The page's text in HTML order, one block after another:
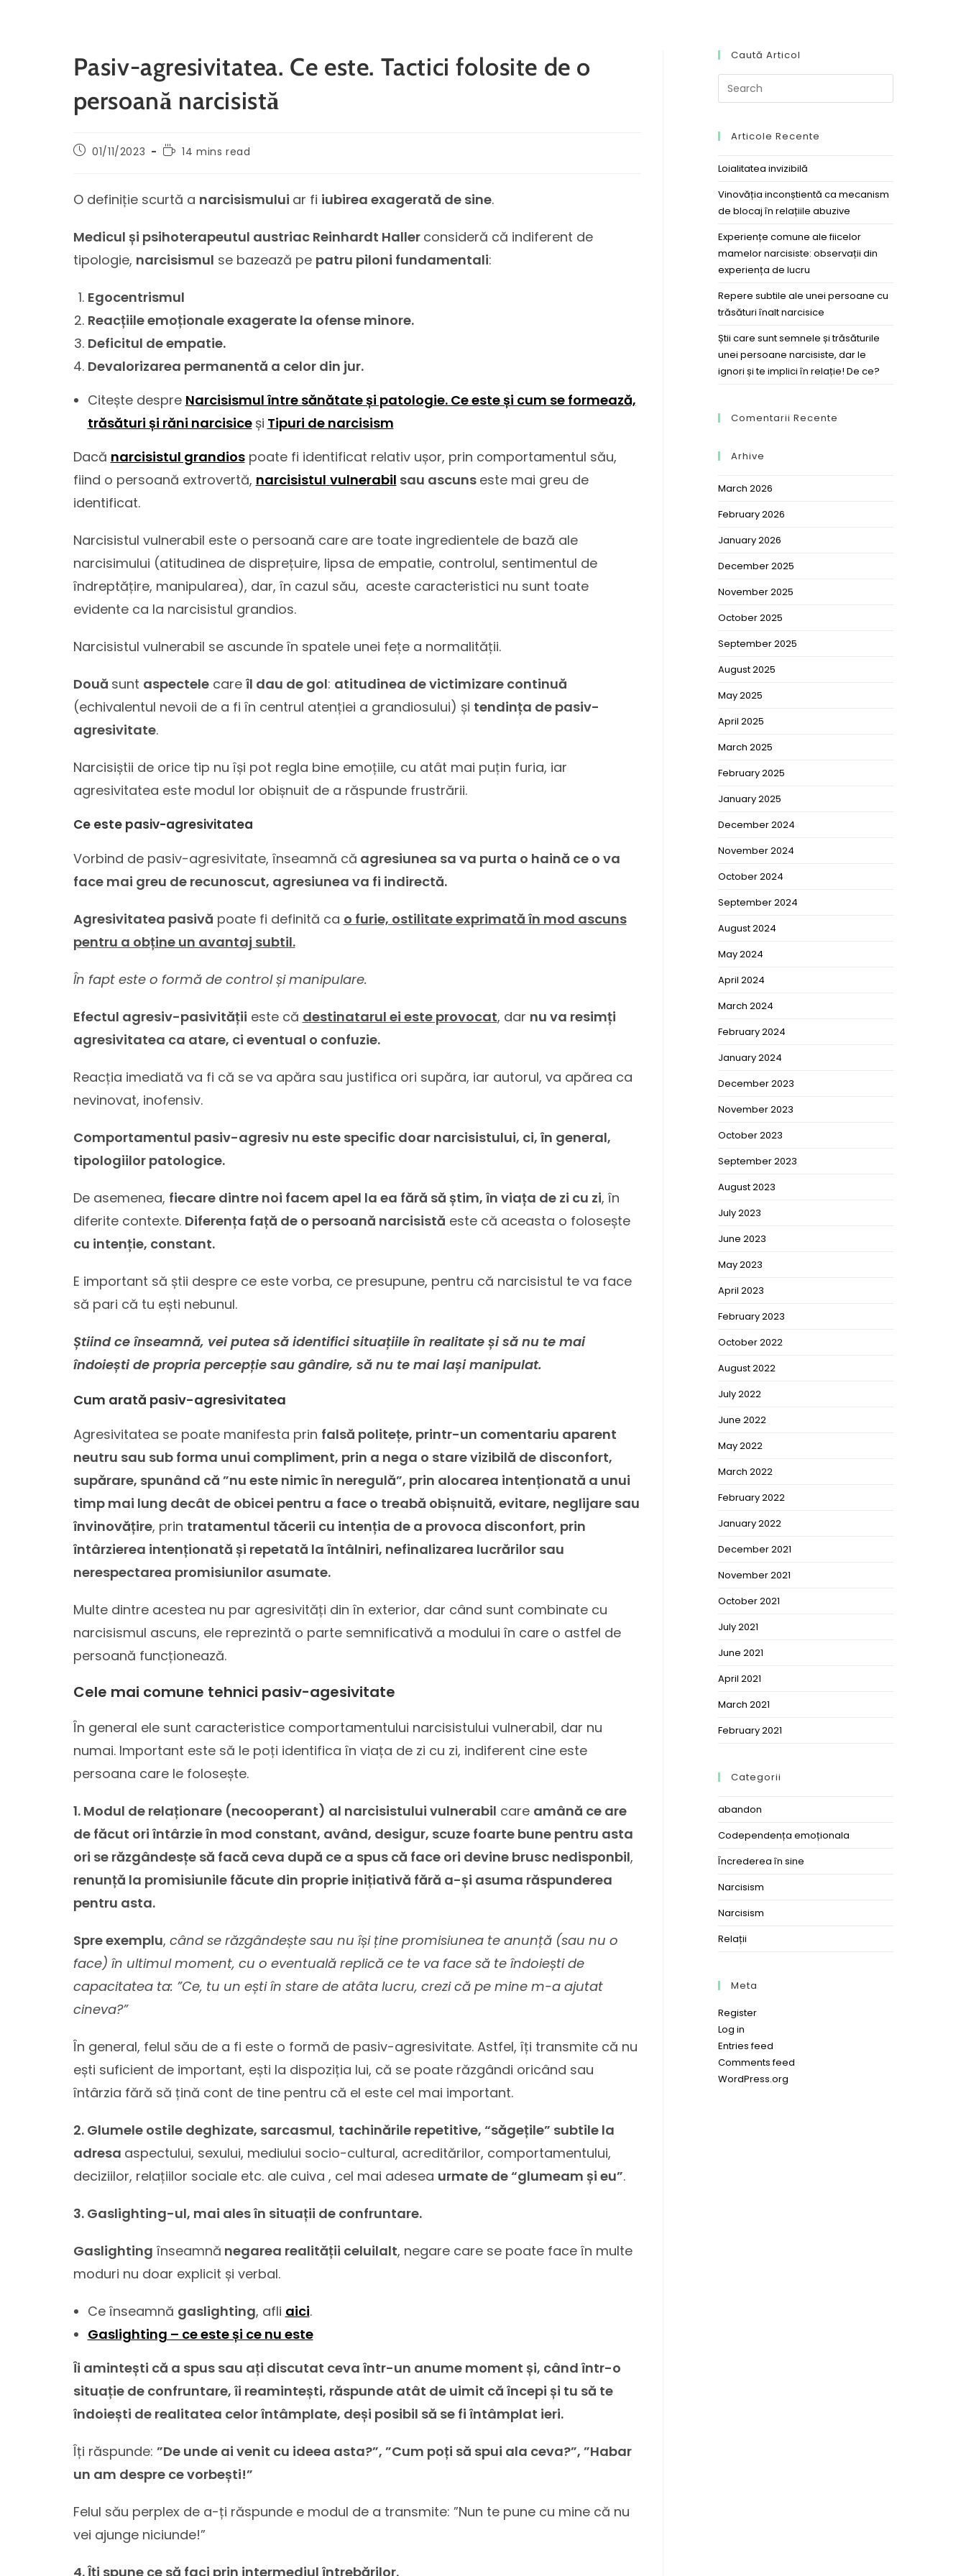
Pasiv-agresivitatea. Ce este. Tactici folosite de o
persoană narcisistă
01/11/2023 14 mins read
O definiție scurtă a narcisismului ar fi iubirea exagerată de sine.
Medicul și psihoterapeutul austriac Reinhardt Haller consideră că indiferent de
tipologie, narcisismul se bazează pe patru piloni fundamentali:
Egocentrismul
Reacțiile emoționale exagerate la ofense minore.
Deficitul de empatie.
Devalorizarea permanentă a celor din jur.
Citește despre Narcisismul între sănătate și patologie. Ce este și cum se formează,
trăsături și răni narcisice și Tipuri de narcisism
Dacă narcisistul grandiospoate fi identificat relativ ușor, prin comportamentul său,
fiind o persoană extrovertă, narcisistul vulnerabil sau ascuns este mai greu de
identificat.
Narcisistul vulnerabil este o persoană care are toate ingredientele de bază ale
narcisimului (atitudinea de disprețuire, lipsa de empatie, controlul, sentimentul de
îndreptățire, manipularea), dar, în cazul său, aceste caracteristici nu sunt toate
evidente ca la narcisistul grandios.
Narcisistul vulnerabil se ascunde în spatele unei fețe a normalității.
Două sunt aspectelecare îl dau de gol: atitudinea de victimizare continuă
(echivalentul nevoii de a fi în centrul atenției a grandiosului) și tendința de pasiv-
agresivitate.
Narcisiștii de orice tip nu își pot regla bine emoțiile, cu atât mai puțin furia, iar
agresivitatea este modul lor obișnuit de a răspunde frustrării.
Ce este pasiv-agresivitatea
Vorbind de pasiv-agresivitate, înseamnă că agresiunea sa va purta o haină ce o va
face mai greu de recunoscut, agresiunea va fi indirectă.
Agresivitatea pasivă poate fi definită ca o furie, ostilitate exprimată în mod ascuns
pentru a obține un avantaj subtil.
În fapt este o formă de control și manipulare.
Efectul agresiv-pasivității este că destinatarul ei este provocat, dar nu va resimți
agresivitatea ca atare, ci eventual o confuzie.
Reacția imediată va fi că se va apăra sau justifica ori supăra, iar autorul, va apărea ca
nevinovat, inofensiv.
Comportamentul pasiv-agresiv nu este specific doar narcisistului, ci, în general,
tipologiilor patologice.
De asemenea, fiecare dintre noi facem apel la ea fără să știm, în viața de zi cu zi, în
diferite contexte. Diferența față de o persoană narcisistă este că aceasta o folosește
cu intenție, constant.
E important să știi despre ce este vorba, ce presupune, pentru că narcisistul te va face
să pari că tu ești nebunul.
Știind ce înseamnă, vei putea să identifici situațiile în realitate și să nu te mai
îndoiești de propria percepție sau gândire, să nu te mai lași manipulat.
Cum arată pasiv-agresivitatea
Agresivitatea se poate manifesta prin falsă politețe, printr-un comentariu aparent
neutru sau sub forma unui compliment, prin a nega o stare vizibilă de disconfort,
supărare, spunând că ”nu este nimic în neregulă”, prin alocarea intenționată a unui
timp mai lung decât de obicei pentru a face o treabă obișnuită, evitare, neglijare sau
învinovățire, prin tratamentul tăcerii cu intenția de a provoca disconfort, prin
întârzierea intenționată și repetată la întâlniri, nefinalizarea lucrărilor sau
nerespectarea promisiunilor asumate.
Multe dintre acestea nu par agresivități din în exterior, dar când sunt combinate cu
narcisismul ascuns, ele reprezintă o parte semnificativă a modului în care o astfel de
persoană funcționează.
Cele mai comune tehnici pasiv-agesivitate
În general ele sunt caracteristice comportamentului narcisistului vulnerabil, dar nu
numai. Important este să le poți identifica în viața de zi cu zi, indiferent cine este
persoana care le folosește.
1. Modul de relaționare (necooperant) al narcisistului vulnerabil care amână ce are
de făcut ori întârzie în mod constant, având, desigur, scuze foarte bune pentru asta
ori se răzgândesțe să facă ceva după ce a spus că face ori devine brusc nedisponbil,
renunță la promisiunile făcute din proprie inițiativă fără a-și asuma răspunderea
pentru asta.
Spre exemplu, când se răzgândește sau nu își ține promisiunea te anunță (sau nu o
face) în ultimul moment, cu o eventuală replică ce te va face să te îndoiești de
capacitatea ta: ”Ce, tu un ești în stare de atâta lucru, crezi că pe mine m-a ajutat
cineva?”
În general, felul său de a fi este o formă de pasiv-agresivitate. Astfel, îți transmite că nu
ești suficient de important, ești la dispoziția lui, că se poate răzgândi oricând sau
întârzia fără să țină cont de tine pentru că el este cel mai important.
2. Glumele ostile deghizate, sarcasmul, tachinările repetitive, “săgețile” subtile la
adresa aspectului, sexului, mediului socio-cultural, acreditărilor, comportamentului,
deciziilor, relațiilor sociale etc. ale cuiva , cel mai adesea urmate de “glumeam și eu”.
3. Gaslighting-ul, mai ales în situații de confruntare.
Gaslighting înseamnă negarea realității celuilalt, negare care se poate face în multe
moduri nu doar explicit și verbal.
Ce înseamnă gaslighting, afli aici.
Gaslighting – ce este și ce nu este
Îi amintești că a spus sau ați discutat ceva într-un anume moment și, când într-o
situație de confruntare, îi reamintești, răspunde atât de uimit că începi și tu să te
îndoiești de realitatea celor întâmplate, deși posibil să se fi întâmplat ieri.
Îți răspunde: ”De unde ai venit cu ideea asta?”, ”Cum poți să spui ala ceva?”, ”Habar
un am despre ce vorbești!”
Felul său perplex de a-ți răspunde e modul de a transmite: ”Nun te pune cu mine că nu
vei ajunge niciunde!”
4. Îți spune ce să faci prin intermediul întrebărilor.
Caută Articol
Articole Recente
Loialitatea invizibilă
Vinovăția inconștientă ca mecanism
de blocaj în relațiile abuzive
Experiențe comune ale fiicelor
mamelor narcisiste: observații din
experiența de lucru
Repere subtile ale unei persoane cu
trăsături înalt narcisice
Știi care sunt semnele și trăsăturile
unei persoane narcisiste, dar le
ignori și te implici în relație! De ce?
Comentarii Recente
Arhive
March 2026
February 2026
January 2026
December 2025
November 2025
October 2025
September 2025
August 2025
May 2025
April 2025
March 2025
February 2025
January 2025
December 2024
November 2024
October 2024
September 2024
August 2024
May 2024
April 2024
March 2024
February 2024
January 2024
December 2023
November 2023
October 2023
September 2023
August 2023
July 2023
June 2023
May 2023
April 2023
February 2023
October 2022
August 2022
July 2022
June 2022
May 2022
March 2022
February 2022
January 2022
December 2021
November 2021
October 2021
July 2021
June 2021
April 2021
March 2021
February 2021
Categorii
abandon
Codependența emoționala
Încrederea în sine
Narcisism
Narcisism
Relații
Meta
Register
Log in
Entries feed
Comments feed
WordPress.org